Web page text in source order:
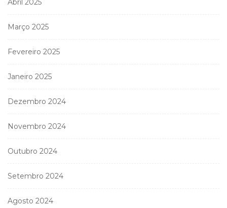
Abril 2025
Março 2025
Fevereiro 2025
Janeiro 2025
Dezembro 2024
Novembro 2024
Outubro 2024
Setembro 2024
Agosto 2024